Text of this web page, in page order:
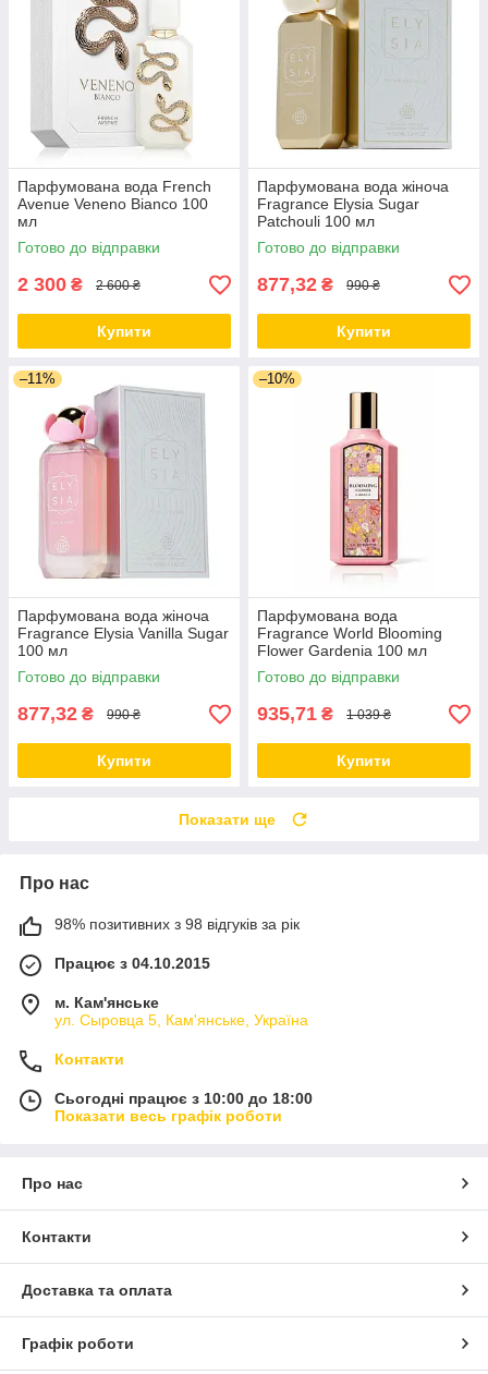
Парфумована вода French
Avenue Veneno Bianco 100
мл
Готово до відправки
2 300 ₴ 2 600 ₴
Купити
Парфумована вода жіноча
Fragrance Elysia Sugar
Patchouli 100 мл
Готово до відправки
877,32 ₴ 990 ₴
Купити
–11%
Парфумована вода жіноча
Fragrance Elysia Vanilla Sugar
100 мл
Готово до відправки
877,32 ₴ 990 ₴
Купити
–10%
Парфумована вода
Fragrance World Blooming
Flower Gardenia 100 мл
Готово до відправки
935,71 ₴ 1 039 ₴
Купити
Показати ще
Про нас
98% позитивних з 98 відгуків за рік
Працює з 04.10.2015
м. Кам'янське
ул. Сыровца 5, Кам'янське, Україна
Контакти
Сьогодні працює з 10:00 до 18:00
Показати весь графік роботи
Про нас
Контакти
Доставка та оплата
Графік роботи